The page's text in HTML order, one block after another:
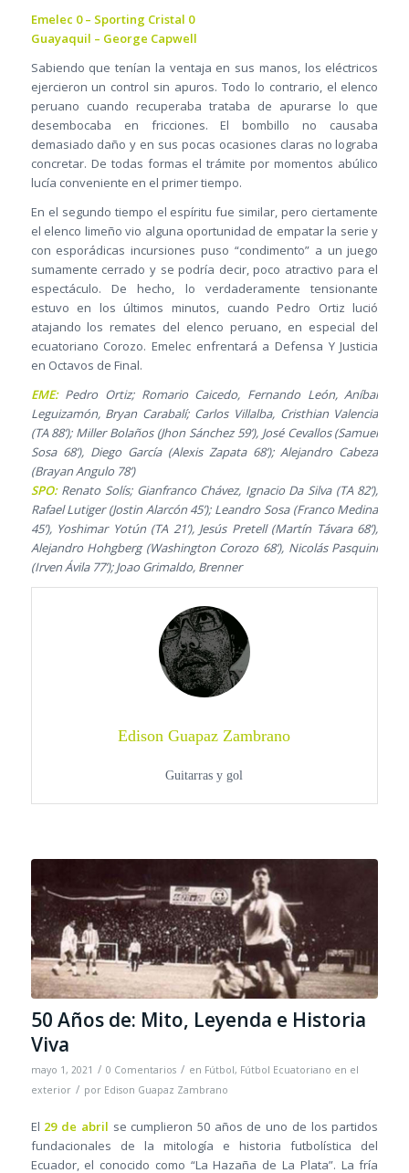
Emelec 0 – Sporting Cristal 0
Guayaquil – George Capwell
Sabiendo que tenían la ventaja en sus manos, los eléctricos
ejercieron un control sin apuros. Todo lo contrario, el elenco
peruano cuando recuperaba trataba de apurarse lo que
desembocaba en fricciones. El bombillo no causaba
demasiado daño y en sus pocas ocasiones claras no lograba
concretar. De todas formas el trámite por momentos abúlico
lucía conveniente en el primer tiempo.
En el segundo tiempo el espíritu fue similar, pero ciertamente
el elenco limeño vio alguna oportunidad de empatar la serie y
con esporádicas incursiones puso “condimento” a un juego
sumamente cerrado y se podría decir, poco atractivo para el
espectáculo. De hecho, lo verdaderamente tensionante
estuvo en los últimos minutos, cuando Pedro Ortiz lució
atajando los remates del elenco peruano, en especial del
ecuatoriano Corozo. Emelec enfrentará a Defensa Y Justicia
en Octavos de Final.
EME:Pedro Ortiz; Romario Caicedo, Fernando León, Aníbal
Leguizamón, Bryan Carabalí; Carlos Villalba, Cristhian Valencia
(TA 88’); Miller Bolaños (Jhon Sánchez 59’), José Cevallos (Samuel
Sosa 68’), Diego García (Alexis Zapata 68’); Alejandro Cabeza
(Brayan Angulo 78’)
SPO:Renato Solís; Gianfranco Chávez, Ignacio Da Silva (TA 82’),
Rafael Lutiger (Jostin Alarcón 45’); Leandro Sosa (Franco Medina
45’), Yoshimar Yotún (TA 21’), Jesús Pretell (Martín Távara 68’),
Alejandro Hohgberg (Washington Corozo 68’), Nicolás Pasquini
(Irven Ávila 77’); Joao Grimaldo, Brenner
Edison Guapaz Zambrano
Guitarras y gol
50 Años de: Mito, Leyenda e Historia
Viva
mayo 1, 2021 / 0 Comentarios / en Fútbol, Fútbol Ecuatoriano en el
exterior / por Edison Guapaz Zambrano
El 29 de abril se cumplieron 50 años de uno de los partidos
fundacionales de la mitología e historia futbolística del
Ecuador, el conocido como “La Hazaña de La Plata”. La fría